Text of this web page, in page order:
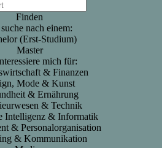
Finden
nach einem:
(Erst-Studium)
Master
mich für:
& Finanzen
Mode & Kunst
& Ernährung
& Technik
Intelligenz & Informatik
& Personalorganisation
& Kommunikation